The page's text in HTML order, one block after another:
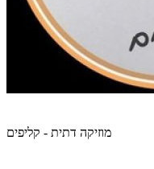
מוזיקה דתית - קליפים